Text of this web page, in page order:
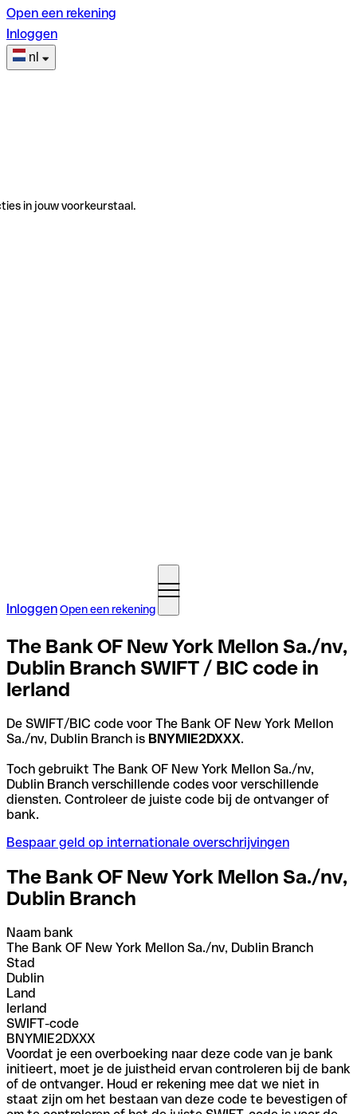
Open een rekening
Inloggen
nl
in jouw voorkeurstaal.
InloggenOpen een rekening
The Bank OF New York Mellon Sa./nv,
Dublin Branch SWIFT / BIC code in
Ierland
De SWIFT/BIC code voor The Bank OF New York Mellon
Sa./nv, Dublin Branch is BNYMIE2DXXX.
Toch gebruikt The Bank OF New York Mellon Sa./nv,
Dublin Branch verschillende codes voor verschillende
diensten. Controleer de juiste code bij de ontvanger of
bank.
Bespaar geld op internationale overschrijvingen
The Bank OF New York Mellon Sa./nv,
Dublin Branch
Naam bank
The Bank OF New York Mellon Sa./nv, Dublin Branch
Stad
Dublin
Land
Ierland
SWIFT-code
BNYMIE2DXXX
Voordat je een overboeking naar deze code van je bank
initieert, moet je de juistheid ervan controleren bij de bank
of de ontvanger. Houd er rekening mee dat we niet in
staat zijn om het bestaan van deze code te bevestigen of